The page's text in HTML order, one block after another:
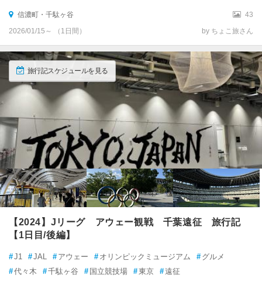
信濃町・千駄ヶ谷
43
2026/01/15～ （1日間）
by ちょこ旅さん
旅行記スケジュールを見る
【2024】Jリーグ アウェー観戦 千葉遠征 旅行記
【1日目/後編】
#J1 #JAL # アウェー # オリンピックミュージアム # グルメ
#代々木 #千駄ヶ谷 # 国立競技場 #東京 #遠征